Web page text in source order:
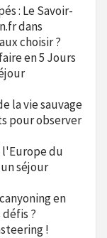
: Le Savoir-
dans
choisir ?
en 5 Jours
la vie sauvage
pour observer
l'Europe du
séjour
en
?
!